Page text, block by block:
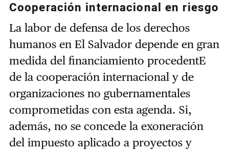
Cooperación internacional en riesgo
La labor de defensa de los derechos
humanos en El Salvador depende en gran
medida del financiamiento procedentE
de la cooperación internacional y de
organizaciones no gubernamentales
comprometidas con esta agenda. Si,
además, no se concede la exoneración
del impuesto aplicado a proyectos y